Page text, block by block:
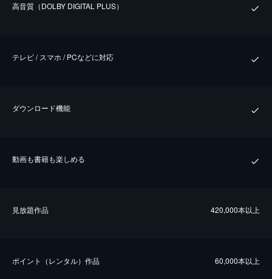
⾼⾳質（DOLBY DIGITAL PLUS）
テレビ / スマホ / PCなどに対応
ダウンロード機能
動画も書籍も楽しめる
⾒放題作品 420,000本以上
ポイント（レンタル）作品 60,000本以上